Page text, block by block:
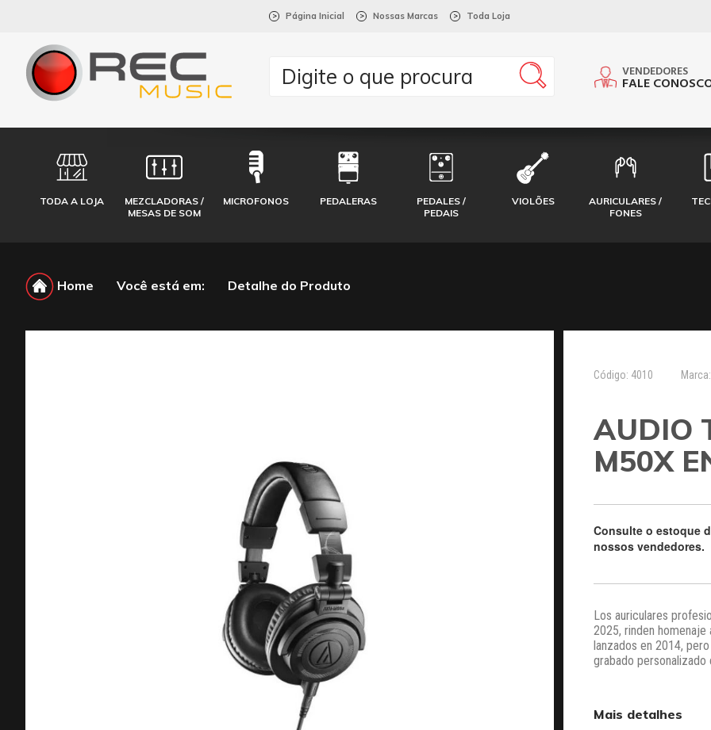
> Página Inicial > Nossas Marcas > Toda Loja
VENDEDORES
FALE
TODA A LOJA
MEZCLADORAS /
MESAS DE SOM
MICROFONOS PEDALERAS
PEDALES /
PEDAIS
VIOLÕES
AURICULARES /
FONES
Home Você está em: Detalhe do Produto
Código: 4010
AUDIO
M50X
Consulte o estoque
nossos vendedores.
Los auriculares
2025, rinden
lanzados en 2014,
grabado personalizado
Mais detalhes